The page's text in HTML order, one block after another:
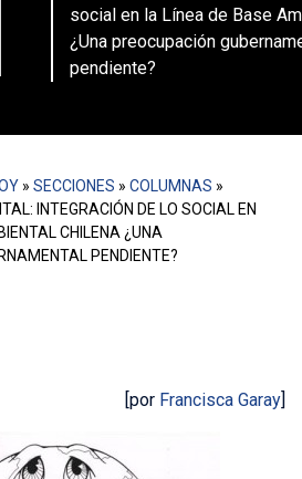
social en la Línea de Base
¿Una preocupación
pendiente?
» SECCIONES » COLUMNAS »
INTEGRACIÓN DE LO SOCIAL EN
CHILENA ¿UNA
PENDIENTE?
[por Francisca Garay]